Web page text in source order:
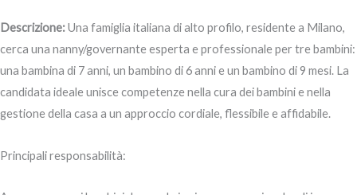
Descrizione:Una famiglia italiana di alto profilo, residente a Milano,
cerca una nanny/governante esperta e professionale per tre bambini:
una bambina di 7 anni, un bambino di 6 anni e un bambino di 9 mesi. La
candidata ideale unisce competenze nella cura dei bambini e nella
gestione della casa a un approccio cordiale, flessibile e affidabile.
Principali responsabilità: